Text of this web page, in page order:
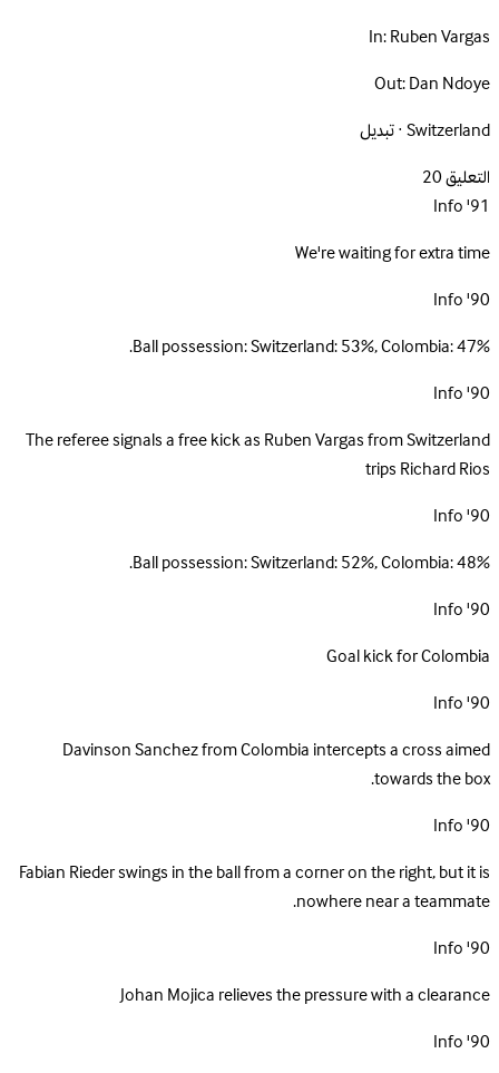
In:Ruben Vargas
Out:Dan Ndoye
Switzerland · تبديل
التعليق20
91'
Info
We're waiting for extra time
90'
Info
Ball possession: Switzerland: 53%, Colombia: 47%.
90'
Info
The referee signals a free kick as Ruben Vargas from Switzerland
trips Richard Rios
90'
Info
Ball possession: Switzerland: 52%, Colombia: 48%.
90'
Info
Goal kick for Colombia
90'
Info
Davinson Sanchez from Colombia intercepts a cross aimed
towards the box.
90'
Info
Fabian Rieder swings in the ball from a corner on the right, but it is
nowhere near a teammate.
90'
Info
Johan Mojica relieves the pressure with a clearance
90'
Info